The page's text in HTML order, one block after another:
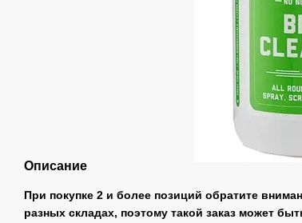
Описание
При покупке 2 и более позиций обратите
разных складах, поэтому такой заказ может